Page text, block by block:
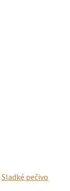
Sladké pečivo